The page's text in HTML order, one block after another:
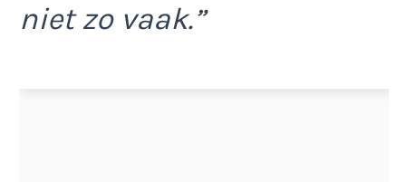
niet zo vaak.”